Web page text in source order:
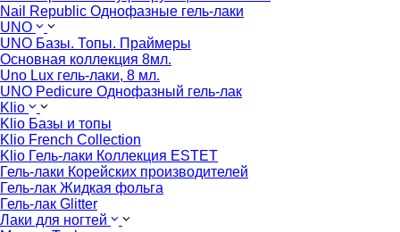
Nail Republic Однофазные гель-лаки
UNO
UNO Базы. Топы. Праймеры
Основная коллекция 8мл.
Uno Lux гель-лаки, 8 мл.
UNO Pedicure Однофазный гель-лак
Klio
Klio Базы и топы
Klio French Collection
Klio Гель-лаки Коллекция ESTET
Гель-лаки Корейских производителей
Гель-лак Жидкая фольга
Гель-лак Glitter
Лаки для ногтей